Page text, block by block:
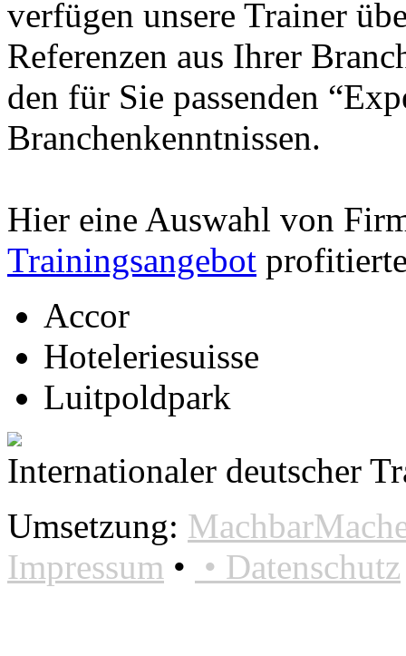
verfügen unsere Trainer
Referenzen aus Ihrer
den für Sie passenden
Branchenkenntnissen.
Hier eine Auswahl von
Trainingsangebot
Accor
Hoteleriesuisse
Luitpoldpark
Internationaler deutscher
Umsetzung:
Impressum • • Datenschutz